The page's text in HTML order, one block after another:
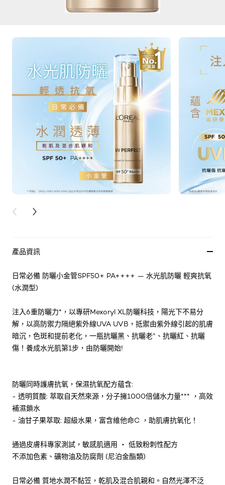
PREVIOUS CARD
NEXT CARD
產品資訊
日常必備 防曬小金管SPF50+ PA++++ — 水光肌防曬 輕爽抗氧
(水潤型)
注入6重防曬力*，以專研Mexoryl XL防曬科技，陽光下不易分
解，以高防禦力隔絕紫外線UVA UVB，抵禦由紫外線引起的肌膚
暗沉，色斑和提前老化，一瓶抗曬黑、抗曬老^、抗曬紅、抗曬
傷！養成水光肌第1步，由防曬開始!
防曬同時護膚抗氧，保濕抗氧配方蘊含:
- 透明質酸: 萃取自天然來源，分子擁1000倍儲水力量*** ，高效
補濕鎖水
- 油甘子果萃取: 超級水果，富含維他命C ，助肌膚抗氧化！
通過皮膚科專家測試，敏感肌適用 ‧ 低致粉刺性配方
不添加色素、礦物油及防腐劑 (尼泊金酯類)
日常必備 質地水潤不黏笠，乾肌及混合肌親和。自然光澤不泛